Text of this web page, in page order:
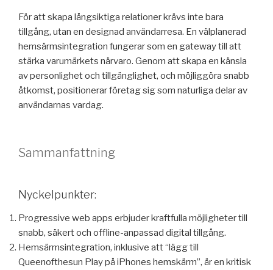
För att skapa långsiktiga relationer krävs inte bara
tillgång, utan en designad användarresa. En välplanerad
hemsärmsintegration fungerar som en gateway till att
stärka varumärkets närvaro. Genom att skapa en känsla
av personlighet och tillgänglighet, och möjliggöra snabb
åtkomst, positionerar företag sig som naturliga delar av
användarnas vardag.
Sammanfattning
Nyckelpunkter:
Progressive web apps erbjuder kraftfulla möjligheter till
snabb, säkert och offline-anpassad digital tillgång.
Hemsärmsintegration, inklusive att “lägg till
Queenofthesun Play på iPhones hemskärm”, är en kritisk